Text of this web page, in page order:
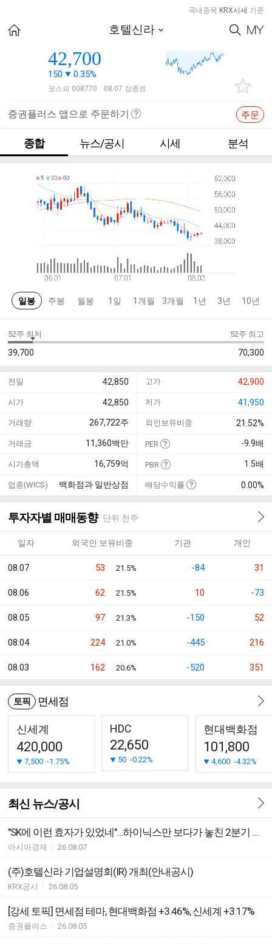
국내종목 KRX시세 기준
호텔신라
42,700
150 0.35%
코스피 008770 08.07 장종료
증권플러스 앱으로 주문하기 주문
종합 뉴스/공시 시세 분석
일봉 주봉 월봉 1일 1개월 3개월 1년 3년 10년
52주 최저
39,700
52주 최고
70,300
전일 42,850 고가 42,900
시가 42,850 저가 41,950
거래량 267,722주 외인보유비중 21.52%
거래금 11,360백만 PER -9.9배
시가총액 16,759억 PBR 1.5배
업종(WICS) 백화점과 일반상점 배당수익률 0.00%
투자자별 매매동향 단위:천주
일자 외국인·보유비중 기관 개인
08.07 53 21.5% -84 31
08.06 62 21.5% 10 -73
08.05 97 21.3% -150 52
08.04 224 21.0% -445 216
08.03 162 20.6% -520 351
토픽 면세점
신세계
420,000
7,500 -1.75%
HDC
22,650
50 -0.22%
현대백화점
101,800
4,600 -4.32%
최신 뉴스/공시
"SK에 이런 효자가 있었네"…하이닉스만 보다가 놓친 2분기 깜짝 실적 1위
아시아경제 26.08.07
(주)호텔신라 기업설명회(IR) 개최(안내공시)
KRX공시 26.08.05
[강세 토픽] 면세점 테마, 현대백화점 +3.46%, 신세계 +3.17%
증권플러스 26.08.05